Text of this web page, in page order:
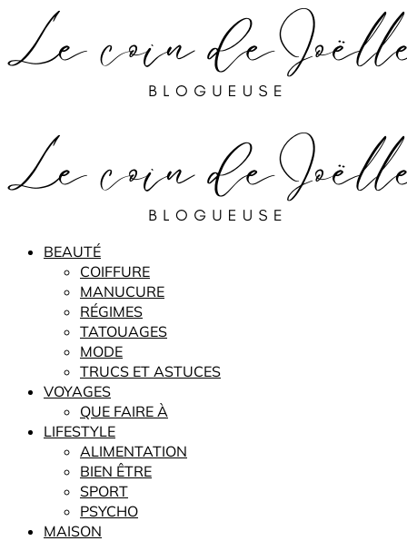
BEAUTÉ
COIFFURE
MANUCURE
RÉGIMES
TATOUAGES
MODE
TRUCS ET ASTUCES
VOYAGES
QUE FAIRE À
LIFESTYLE
ALIMENTATION
BIEN ÊTRE
SPORT
PSYCHO
MAISON